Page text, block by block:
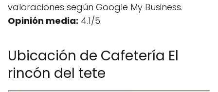
valoraciones según Google My Business.
Opinión media: 4.1/5.
Ubicación de Cafetería El
rincón del tete